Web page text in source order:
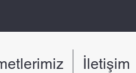
İletişim